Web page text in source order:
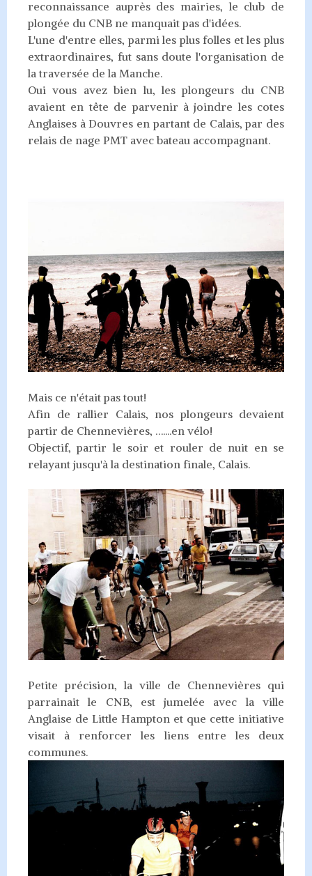
reconnaissance auprès des mairies, le club de
plongée du CNB ne manquait pas d'idées.
L'une d'entre elles, parmi les plus folles et les plus
extraordinaires, fut sans doute l'organisation de
la traversée de la Manche.
Oui vous avez bien lu, les plongeurs du CNB
avaient en tête de parvenir à joindre les cotes
Anglaises à Douvres en partant de Calais, par des
relais de nage PMT avec bateau accompagnant.
Mais ce n'était pas tout!
Afin de rallier Calais, nos plongeurs devaient
partir de Chennevières, …....en vélo!
Objectif, partir le soir et rouler de nuit en se
relayant jusqu'à la destination finale, Calais.
Petite précision, la ville de Chennevières qui
parrainait le CNB, est jumelée avec la ville
Anglaise de Little Hampton et que cette initiative
visait à renforcer les liens entre les deux
communes.